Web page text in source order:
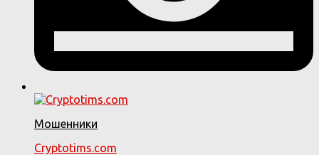
Мошенники
Cryptotims.com